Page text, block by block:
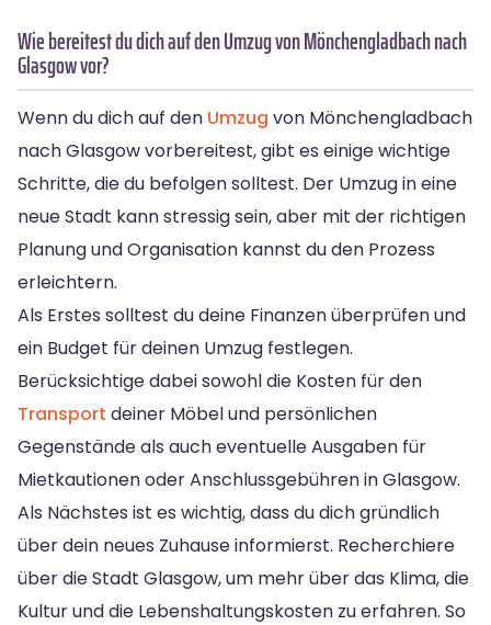
Wie bereitest du dich auf den Umzug von Mönchengladbach nach
Glasgow vor?
Wenn du dich auf den Umzug von Mönchengladbach
nach Glasgow vorbereitest, gibt es einige wichtige
Schritte, die du befolgen solltest. Der Umzug in eine
neue Stadt kann stressig sein, aber mit der richtigen
Planung und Organisation kannst du den Prozess
erleichtern.
Als Erstes solltest du deine Finanzen überprüfen und
ein Budget für deinen Umzug festlegen.
Berücksichtige dabei sowohl die Kosten für den
Transport deiner Möbel und persönlichen
Gegenstände als auch eventuelle Ausgaben für
Mietkautionen oder Anschlussgebühren in Glasgow.
Als Nächstes ist es wichtig, dass du dich gründlich
über dein neues Zuhause informierst. Recherchiere
über die Stadt Glasgow, um mehr über das Klima, die
Kultur und die Lebenshaltungskosten zu erfahren. So